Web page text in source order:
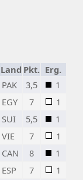
Land Pkt. Erg.
PAK 3,5
1
EGY 7
1
SUI 5,5
1
VIE 7
1
CAN 8
1
ESP 7
1